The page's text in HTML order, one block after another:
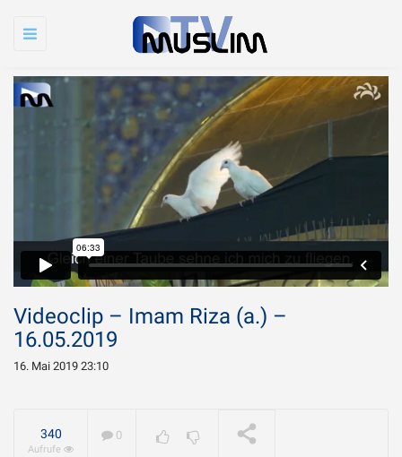
Toggle
Videoclip – Imam Riza (a.) –
16.05.2019
16. Mai 2019 23:10
340
Aufrufe
0